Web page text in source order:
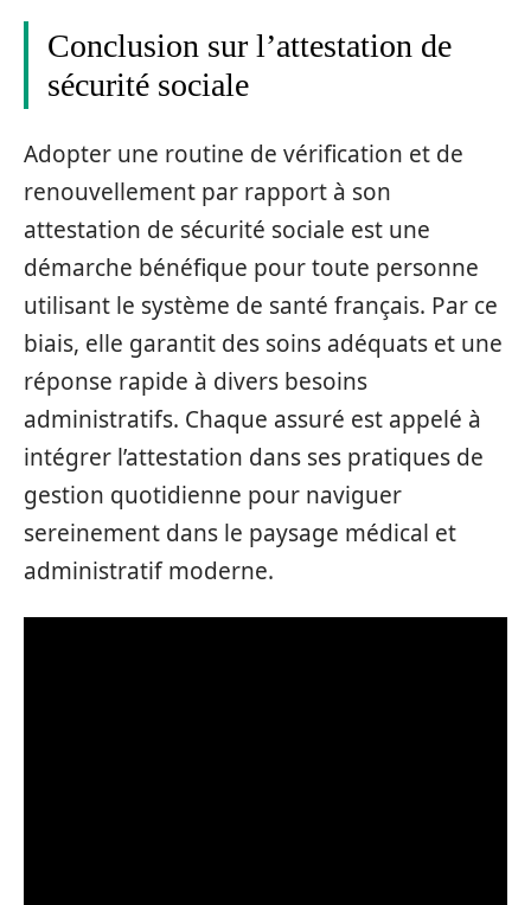
Conclusion sur l’attestation de
sécurité sociale
Adopter une routine de vérification et de
renouvellement par rapport à son
attestation de sécurité sociale est une
démarche bénéfique pour toute personne
utilisant le système de santé français. Par ce
biais, elle garantit des soins adéquats et une
réponse rapide à divers besoins
administratifs. Chaque assuré est appelé à
intégrer l’attestation dans ses pratiques de
gestion quotidienne pour naviguer
sereinement dans le paysage médical et
administratif moderne.